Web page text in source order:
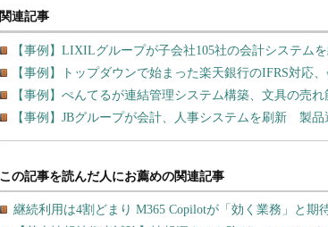
関連記事
【事例】LIXILグループが子会社105社の会計システム
【事例】トップダウンで始まった楽天銀行のIFRS対応
【事例】ぺんてるが連結管理システム構築、文具の売
【事例】JBグループが会計、人事システムを刷新 製品